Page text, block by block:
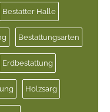
Bestatter Halle
Bestattungsarten
Erdbestattung
Holzsarg